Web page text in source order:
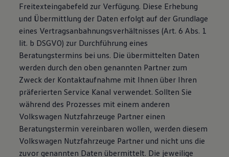
Freitexteingabefeld zur Verfügung. Diese Erhebung
und Übermittlung der Daten erfolgt auf der Grundlage
eines Vertragsanbahnungsverhältnisses (Art. 6 Abs. 1
lit. b DSGVO) zur Durchführung eines
Beratungstermins bei uns. Die übermittelten Daten
werden durch den oben genannten Partner zum
Zweck der Kontaktaufnahme mit Ihnen über Ihren
präferierten Service Kanal verwendet. Sollten Sie
während des Prozesses mit einem anderen
Volkswagen Nutzfahrzeuge Partner einen
Beratungstermin vereinbaren wollen, werden diesem
Volkswagen Nutzfahrzeuge Partner und nicht uns die
zuvor genannten Daten übermittelt. Die jeweilige